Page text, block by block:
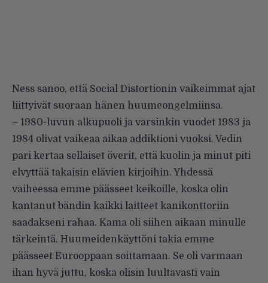
Ness sanoo, että Social Distortionin vaikeimmat ajat
liittyivät suoraan hänen huumeongelmiinsa.
– 1980-luvun alkupuoli ja varsinkin vuodet 1983 ja
1984 olivat vaikeaa aikaa addiktioni vuoksi. Vedin
pari kertaa sellaiset överit, että kuolin ja minut piti
elvyttää takaisin elävien kirjoihin. Yhdessä
vaiheessa emme päässeet keikoille, koska olin
kantanut bändin kaikki laitteet kanikonttoriin
saadakseni rahaa. Kama oli siihen aikaan minulle
tärkeintä. Huumeidenkäyttöni takia emme
päässeet Eurooppaan soittamaan. Se oli varmaan
ihan hyvä juttu, koska olisin luultavasti vain